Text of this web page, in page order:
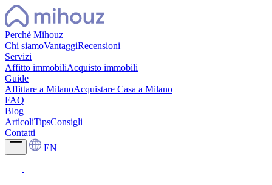
Perchè Mihouz
Chi siamoVantaggiRecensioni
Servizi
Affitto immobiliAcquisto immobili
Guide
Affittare a MilanoAcquistare Casa a Milano
FAQ
Blog
ArticoliTipsConsigli
Contatti
EN